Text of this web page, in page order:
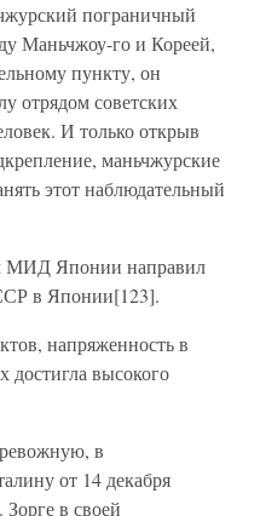
пограничный
Маньчжоу-го и Кореей,
пункту, он
отрядом советских
И только открыв
маньчжурские
этот наблюдательный
МИД Японии направил
в Японии[123].
напряженность в
достигла высокого
в
от 14 декабря
Зорге в своей